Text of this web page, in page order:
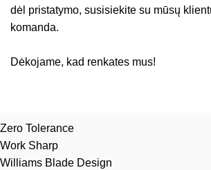
dėl pristatymo, susisiekite su mūsų
komanda.
Dėkojame, kad renkates mus!
Zero Tolerance
Work Sharp
Williams Blade Design